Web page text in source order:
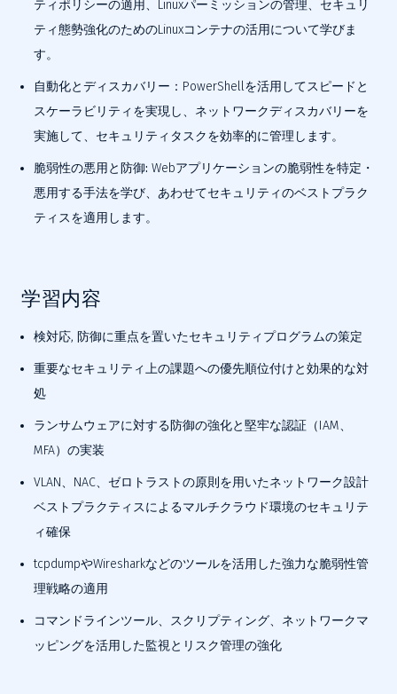
ティポリシーの適用、Linuxパーミッションの管理、セキュリ
ティ態勢強化のためのLinuxコンテナの活用について学びま
す。
自動化とディスカバリー： PowerShellを活用してスピードと
スケーラビリティを実現し、ネットワークディスカバリーを
実施して、セキュリティタスクを効率的に管理します。
脆弱性の悪用と防御: Webアプリケーションの脆弱性を特定・
悪用する手法を学び、あわせてセキュリティのベストプラク
ティスを適用します。
学習内容
検対応, 防御に重点を置いたセキュリティプログラムの策定
重要なセキュリティ上の課題への優先順位付けと効果的な対
処
ランサムウェアに対する防御の強化と堅牢な認証（IAM、
MFA）の実装
VLAN、NAC、ゼロトラストの原則を用いたネットワーク設計
ベストプラクティスによるマルチクラウド環境のセキュリテ
ィ確保
tcpdumpやWiresharkなどのツールを活用した強力な脆弱性管
理戦略の適用
コマンドラインツール、スクリプティング、ネットワークマ
ッピングを活用した監視とリスク管理の強化